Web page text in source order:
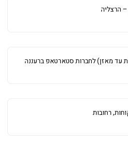
הרצליה
עד מאזן) לחברות סטארטאפ ברעננה